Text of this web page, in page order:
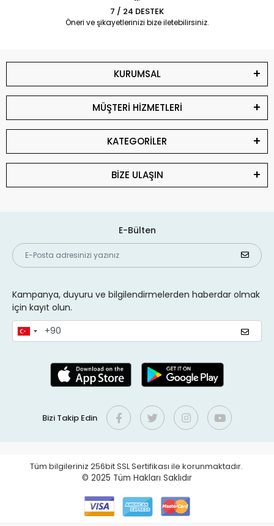
7 / 24 DESTEK
Öneri ve şikayetlerinizi bize iletebilirsiniz.
KURUMSAL
MÜŞTERİ HİZMETLERİ
KATEGORİLER
BİZE ULAŞIN
E-Bülten
Kampanya, duyuru ve bilgilendirmelerden haberdar olmak
için kayıt olun.
Bizi Takip Edin
Tüm bilgileriniz 256bit SSL Sertifikası ile korunmaktadır.
© 2025 Tüm Hakları Saklıdır